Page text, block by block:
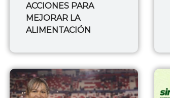
ACCIONES PARA
MEJORAR LA
ALIMENTACIÓN